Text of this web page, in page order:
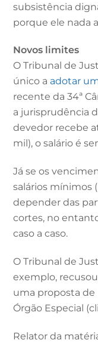
subsistência
porque ele nada
Novos limites
O Tribunal de
único a adotar
recente da 34ª
a jurisprudência
devedor recebe
mil), o salário é
Já se os
salários mínimos
depender das
cortes, no
caso a caso.
O Tribunal de
exemplo,
uma proposta
Órgão Especial
Relator da